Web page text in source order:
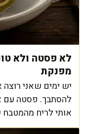
לא פסטה ולא
מפנקת
יש ימים שאני
להסתבך. פסטה עם
אותי לריח